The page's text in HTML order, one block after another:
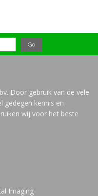
Door gebruik van de vele
gedegen kennis en
wij voor het beste
Imaging